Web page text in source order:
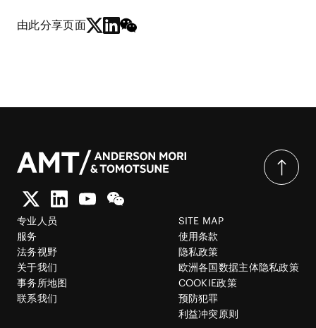
由此分享页面
专业人员
服务
法务视野
关于我们
事务所地图
联系我们
SITE MAP
使用条款
隐私政策
欧洲各国数据主体隐私政策
COOKIE政策
预防犯罪
利益冲突原则